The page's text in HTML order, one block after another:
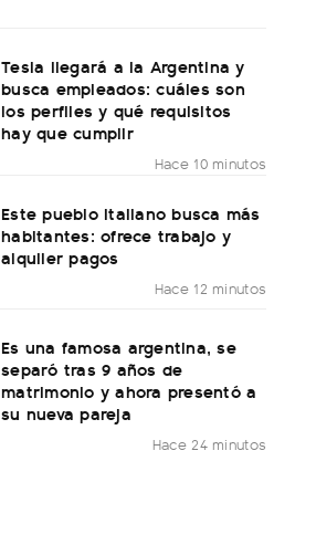
Tesla llegará a la Argentina y
busca empleados: cuáles son
los perfiles y qué requisitos
hay que cumplir
Hace 10 minutos
Este pueblo italiano busca más
habitantes: ofrece trabajo y
alquiler pagos
Hace 12 minutos
Es una famosa argentina, se
separó tras 9 años de
matrimonio y ahora presentó a
su nueva pareja
Hace 24 minutos